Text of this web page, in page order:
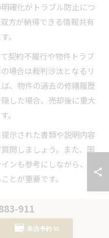
確化がトラブル防止につ
方が納得できる情報共有
。
契約不履行や物件トラブ
場合は裁判沙汰となるリ
、物件の過去の修繕履歴
した場合、売却後に重大
。
示された書類や説明内容
問しましょう。また、国
ンも参考にしながら、ル
とが重要です。
成功の秘訣
社の利益を優先し、他社
911
来店予約